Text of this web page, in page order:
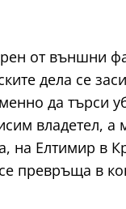
от външни
дела се
да търси
владетел,
на Елтимир в
превръща в